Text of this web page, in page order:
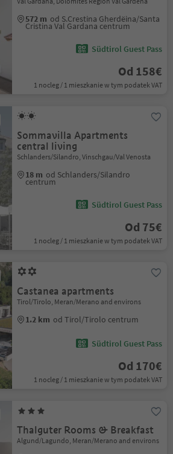
572 m od S.Crestina Gherdëina/Santa
Cristina Val Gardana centrum
Südtirol Guest Pass
Od 158€
1 nocleg / 1 mieszkanie w tym podatek VAT
Sommavilla Apartments
central living
Schlanders/Silandro, Vinschgau/Val Venosta
18 m od Schlanders/Silandro
centrum
Südtirol Guest Pass
Od 75€
1 nocleg / 1 mieszkanie w tym podatek VAT
Castanea apartments
Tirol/Tirolo, Meran/Merano and environs
1.2 km od Tirol/Tirolo centrum
Südtirol Guest Pass
Od 170€
1 nocleg / 1 mieszkanie w tym podatek VAT
Thalguter Rooms & Breakfast
Algund/Lagundo, Meran/Merano and environs